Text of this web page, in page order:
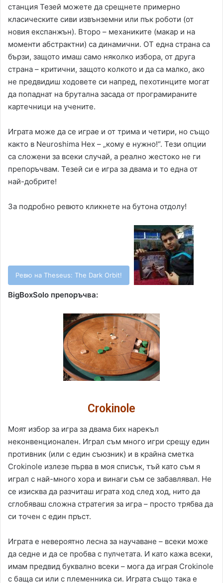
станция Тезей можете да срещнете примерно
класическите сиви извънземни или пък роботи (от
новия експанжън). Второ – механиките (макар и на
моменти абстрактни) са динамични. ОТ една страна са
бързи, защото имаш само няколко избора, от друга
страна – критични, защото колкото и да са малко, ако
не предвидиш ходовете си напред, пехотинците могат
да попаднат на брутална засада от програмираните
картечници на учените.
Играта може да се играе и от трима и четири, но също
както в Neuroshima Hex – „кому е нужно!“. Тези опции
са сложени за всеки случай, а реално жестоко не ги
препоръчвам. Тезей си е игра за двама и то една от
най-добрите!
За подробно ревюто кликнете на бутона отдолу!
Ревю на Theseus: The Dark Orbit!
BigBoxSolo препоръчва:
Crokinole
Моят избор за игра за двама бих нарекъл
неконвенционален. Играл съм много игри срещу един
противник (или с един съюзник) и в крайна сметка
Crokinole излезе първа в моя списък, тъй като съм я
играл с най-много хора и винаги съм се забавлявал. Не
се изисква да разчиташ играта ход след ход, нито да
сглобяваш сложна стратегия за игра – просто трябва да
си точен с един пръст.
Играта е невероятно лесна за научаване – всеки може
да седне и да се пробва с пулчетата. И като кажа всеки,
имам предвид буквално всеки – мога да играя Crokinole
с баща си или с племенника си. Играта също така е